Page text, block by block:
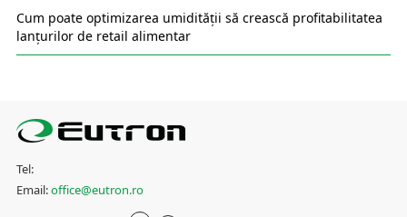
Cum poate optimizarea umidității să crească profitabilitatea
lanțurilor de retail alimentar
Tel:
Email:office@eutron.ro